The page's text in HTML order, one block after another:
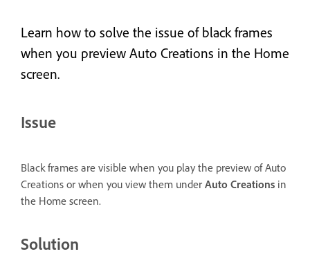
Learn how to solve the issue of black frames
when you preview Auto Creations in the Home
screen.
Issue
Black frames are visible when you play the preview of Auto
Creations or when you view them under Auto Creations in
the Home screen.
Solution